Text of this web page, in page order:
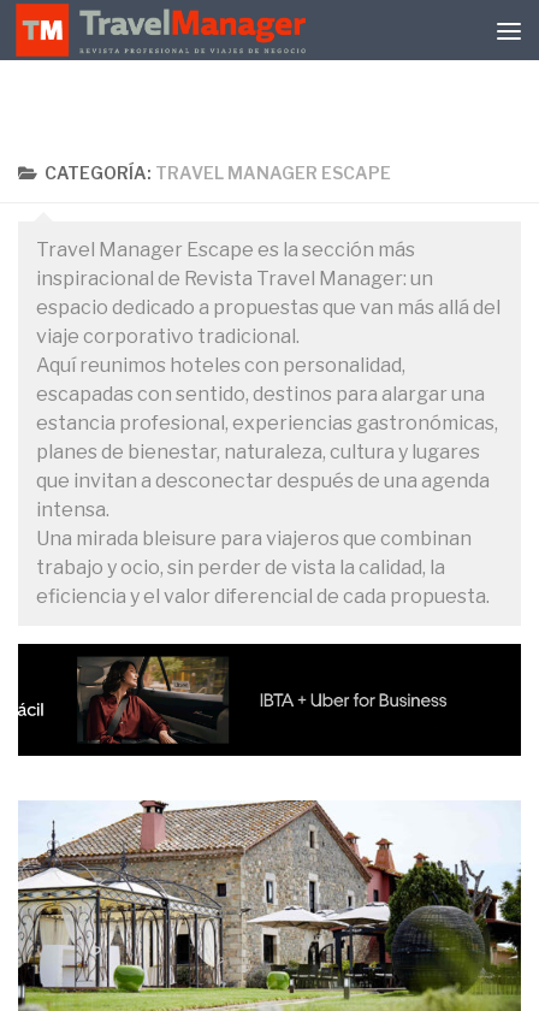
Debajo del contenido
CATEGORÍA: TRAVEL MANAGER ESCAPE
Travel Manager Escape es la sección más
inspiracional de Revista Travel Manager: un
espacio dedicado a propuestas que van más allá del
viaje corporativo tradicional.
Aquí reunimos hoteles con personalidad,
escapadas con sentido, destinos para alargar una
estancia profesional, experiencias gastronómicas,
planes de bienestar, naturaleza, cultura y lugares
que invitan a desconectar después de una agenda
intensa.
Una mirada bleisure para viajeros que combinan
trabajo y ocio, sin perder de vista la calidad, la
eficiencia y el valor diferencial de cada propuesta.